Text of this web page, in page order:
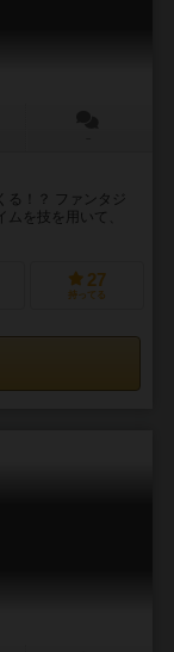
る！？ ファンタジ
を技を用いて、
27
持ってる